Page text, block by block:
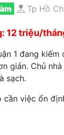
Tp Hồ
12 triệu/
1 đang
giản. Chủ
sạch.
cần việc ổn